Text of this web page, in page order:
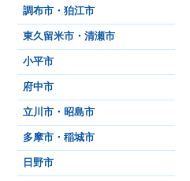
調布市・狛江市
東久留米市・清瀬市
小平市
府中市
立川市・昭島市
多摩市・稲城市
日野市